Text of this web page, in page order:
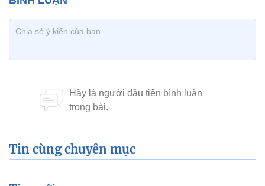
Tin cùng chuyên mục